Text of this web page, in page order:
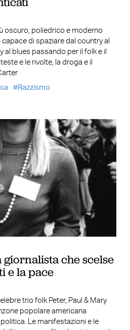
oscuro, poliedrico e moderno
di spaziare dal country al
al blues passando per il folk e il
e le rivolte, la droga e il
Razzismo
che scelse
e la pace
trio folk Peter, Paul & Mary
popolare americana
Le manifestazioni e le